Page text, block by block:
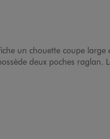
un chouette coupe
deux poches